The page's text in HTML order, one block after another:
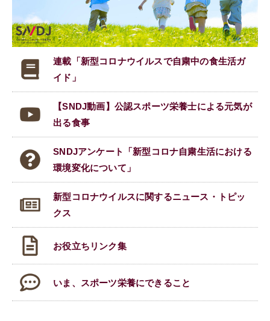
連載「新型コロナウイルスで自粛中の食生活ガ
イド」
【SNDJ動画】公認スポーツ栄養士による元気が
出る食事
SNDJアンケート「新型コロナ自粛生活における
環境変化について」
新型コロナウイルスに関するニュース・トピッ
クス
お役立ちリンク集
いま、スポーツ栄養にできること